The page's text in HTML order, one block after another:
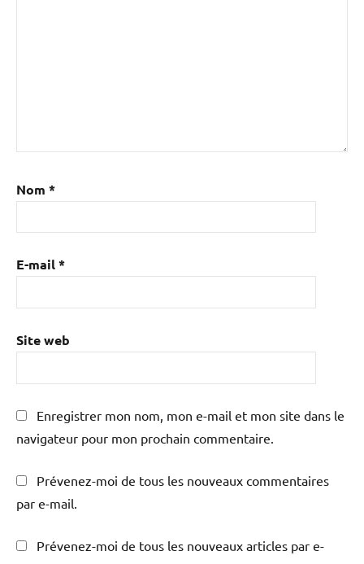
Nom *
E-mail*
Site web
Enregistrer mon nom, mon e-mail et mon site dans le
navigateur pour mon prochain commentaire.
Prévenez-moi de tous les nouveaux commentaires
par e-mail.
Prévenez-moi de tous les nouveaux articles par e-